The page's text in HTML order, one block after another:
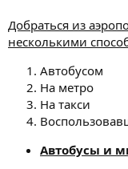
Добраться из
несколькими
Автобусом
На метро
На такси
Автобусы и